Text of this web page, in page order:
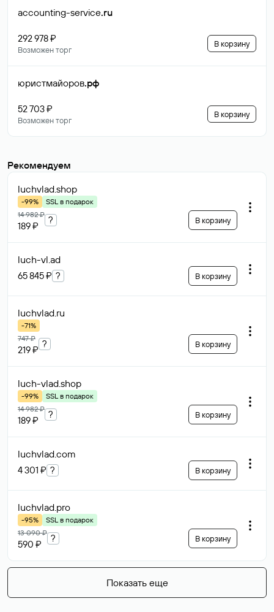
accounting-service.ru
292 978 ₽
Возможен торг
В корзину
юристмайоров.рф
52 703 ₽
Возможен торг
В корзину
Рекомендуем
luchvlad.shop
-99%
SSL в подарок
14 982 ₽
189 ₽
? В корзину
luch-vl.ad
65 845 ₽ ? В корзину
luchvlad.ru
-71%
747 ₽
219 ₽
? В корзину
luch-vlad.shop
-99%
SSL в подарок
14 982 ₽
189 ₽
? В корзину
luchvlad.com
4 301 ₽ ? В корзину
luchvlad.pro
-95%
SSL в подарок
13 090 ₽
590 ₽
? В корзину
Показать еще